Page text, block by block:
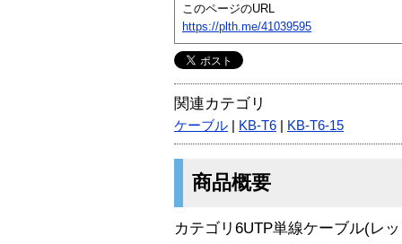
このページのURL
https://plth.me/41039595
関連カテゴリ
ケーブル KB-T6 KB-T6-15
商品概要
カテゴリ6UTP単線ケーブル(レ